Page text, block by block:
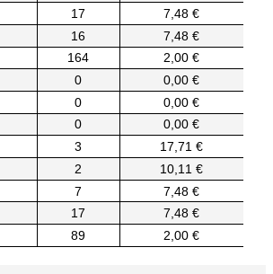
17
7,48 €
16
7,48 €
164
2,00 €
0
0,00 €
0
0,00 €
0
0,00 €
3
17,71 €
2
10,11 €
7
7,48 €
17
7,48 €
89 2,00 €